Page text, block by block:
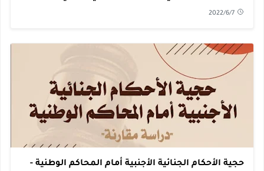
2022/6/7
حجية الأحكام الجنائية الأجنبية أمام المحاكم الوطنية -